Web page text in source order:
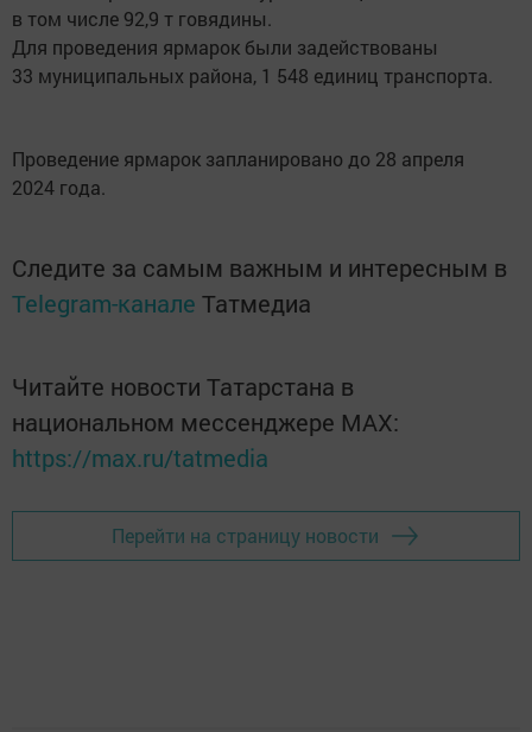
в том числе 92,9 т говядины.
Для проведения ярмарок были задействованы
33 муниципальных района, 1 548 единиц транспорта.
Проведение ярмарок запланировано до 28 апреля
2024 года.
Следите за самым важным и интересным в
Telegram-канале Татмедиа
Читайте новости Татарстана в
национальном мессенджере MАХ:
https://max.ru/tatmedia
Перейти на страницу новости